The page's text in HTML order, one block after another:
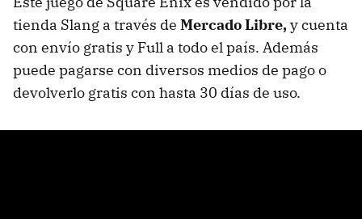
tienda Slang a través de Mercado Libre,y cuenta
con envío gratis y Full a todo el país. Además
puede pagarse con diversos medios de pago o
devolverlo gratis con hasta 30 días de uso.